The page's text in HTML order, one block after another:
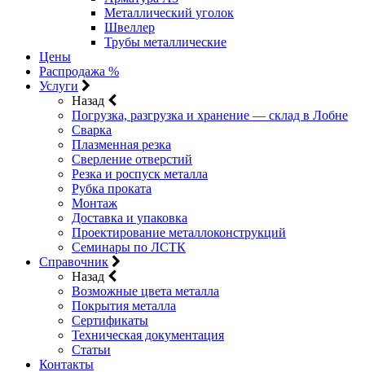
Металлический уголок
Швеллер
Трубы металлические
Цены
Распродажа %
Услуги
Назад
Погрузка, разгрузка и хранение — склад в Лобне
Сварка
Плазменная резка
Сверление отверстий
Резка и роспуск металла
Рубка проката
Монтаж
Доставка и упаковка
Проектирование металлоконструкций
Семинары по ЛСТК
Справочник
Назад
Возможные цвета металла
Покрытия металла
Сертификаты
Техническая документация
Статьи
Контакты